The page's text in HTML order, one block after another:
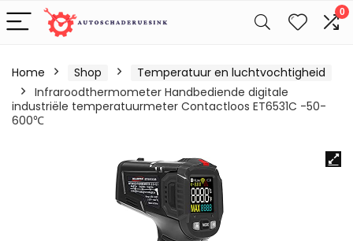
0
Home Shop
Temperatuur en luchtvochtigheid
Infraroodthermometer Handbediende digitale
industriële temperatuurmeter Contactloos ET6531C -50-
600℃